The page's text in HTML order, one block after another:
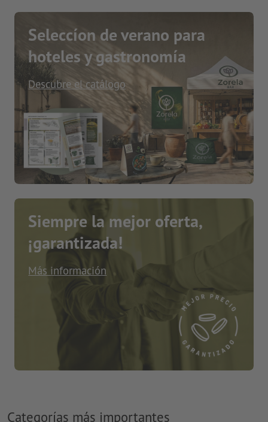
Seleccíon de verano para
hoteles y gastronomía
Descubre el catálogo
Siempre la mejor oferta,
¡garantizada!
Más información
Categorías más importantes